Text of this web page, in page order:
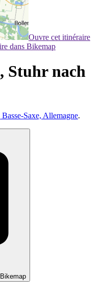
Ouvre cet itinéraire
dans Bikemap
Stuhr nach
Basse-Saxe, Allemagne.